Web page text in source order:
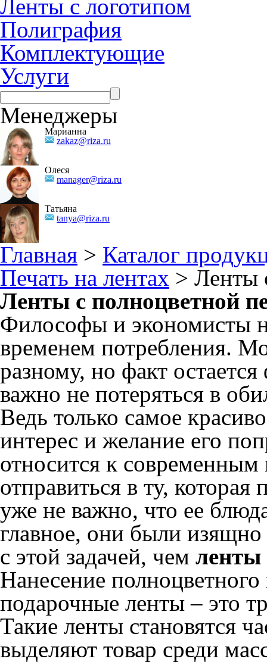
Ленты с логотипом
Полиграфия
Комплектующие
Услуги
Менеджеры
Марианна
zakaz@riza.ru
Олеся
manager@riza.ru
Татьяна
tanya@riza.ru
Главная > Каталог
Печать на лентах > Ленты
Ленты с полноцветной
Философы и экономисты
временем потребления.
разному, но факт
важно не потеряться в
Ведь только самое
интерес и желание его
относится к
отправиться в ту, которая
уже не важно, что ее
главное, они были
с этой задачей, чем ленты
Нанесение
подарочные ленты – это
Такие ленты становятся
выделяют товар среди